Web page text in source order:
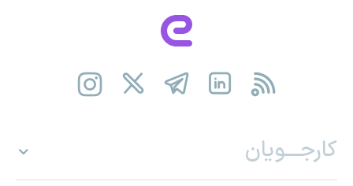
کارجـــویان